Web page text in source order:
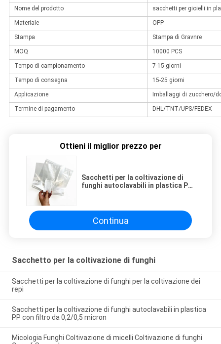
Nome del prodotto sacchetti per gioielli in
Materiale OPP
Stampa Stampa di Gravnre
MOQ 10000 PCS
Tempo di campionamento 7-15 giorni
Tempo di consegna 15-25 giorni
Applicazione Imballaggi di zucchero/
Termine di pagamento DHL/TNT/UPS/FEDEX
Ottieni il miglior prezzo per
Sacchetti per la coltivazione di
funghi autoclavabili in plastica PP
Continua
Sacchetto per la coltivazione di funghi
Sacchetti per la coltivazione di funghi per la coltivazione dei
repi
Sacchetti per la coltivazione di funghi autoclavabili in plastica
PP con filtro da 0,2/0,5 micron
Micologia Funghi Coltivazione di micelli Coltivazione di funghi